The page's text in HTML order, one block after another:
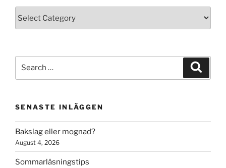
SENASTE INLÄGGEN
Bakslag eller mognad?
August 4, 2026
Sommarläsningstips